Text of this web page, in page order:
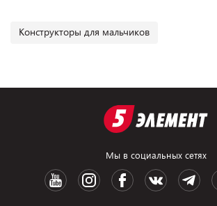
Конструкторы для мальчиков
Мы в социальных сетях